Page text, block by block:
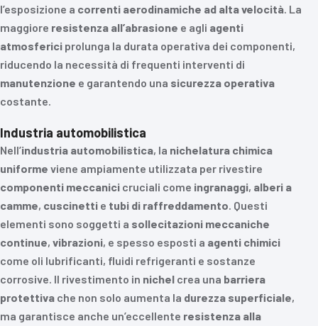
l’esposizione a correnti aerodinamiche ad alta velocità. La
maggiore resistenza all’abrasione e agli agenti
atmosferici prolunga la durata operativa dei componenti,
riducendo la necessità di frequenti interventi di
manutenzione e garantendo una sicurezza operativa
costante.
Industria automobilistica
Nell’industria automobilistica, la nichelatura chimica
uniforme viene ampiamente utilizzata per rivestire
componenti meccanici cruciali come ingranaggi, alberi a
camme, cuscinetti e tubi di raffreddamento. Questi
elementi sono soggetti a sollecitazioni meccaniche
continue, vibrazioni, e spesso esposti a agenti chimici
come oli lubrificanti, fluidi refrigeranti e sostanze
corrosive. Il rivestimento in nichel crea una barriera
protettiva che non solo aumenta la durezza superficiale,
ma garantisce anche un’eccellente resistenza alla